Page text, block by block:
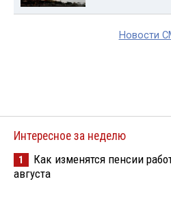
Новости
Интересное за неделю
1
Как изменятся пенсии
августа